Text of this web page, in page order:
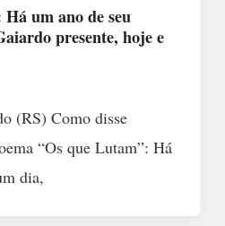
um ano de seu
presente, hoje e
(RS) Como disse
“Os que Lutam”: Há
dia,